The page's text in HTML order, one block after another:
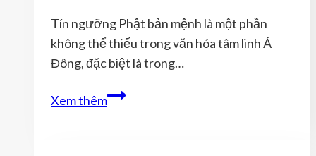
Tín ngưỡng Phật bản mệnh là một phần
không thể thiếu trong văn hóa tâm linh Á
Đông, đặc biệt là trong…
Xem thêmNguồn